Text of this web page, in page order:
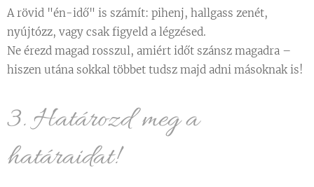
A rövid "én-idő" is számít: pihenj, hallgass zenét,
nyújtózz, vagy csak figyeld a légzésed.
Ne érezd magad rosszul, amiért időt szánsz magadra –
hiszen utána sokkal többet tudsz majd adni másoknak is!
3. Határozd meg a
határaidat! 🚦